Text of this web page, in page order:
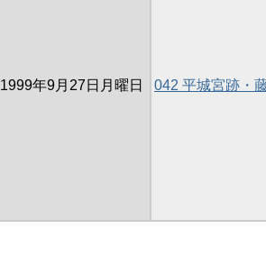
1999年9月27日月曜日 042 平城宮跡・